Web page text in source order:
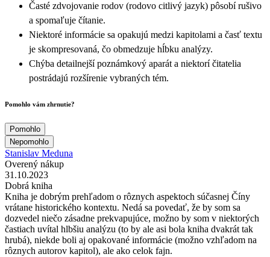
Časté zdvojovanie rodov (rodovo citlivý jazyk) pôsobí rušivo
a spomaľuje čítanie.
Niektoré informácie sa opakujú medzi kapitolami a časť textu
je skompresovaná, čo obmedzuje hĺbku analýzy.
Chýba detailnejší poznámkový aparát a niektorí čitatelia
postrádajú rozšírenie vybraných tém.
Pomohlo vám zhrnutie?
Pomohlo
Nepomohlo
Stanislav Meduna
Overený nákup
31.10.2023
Dobrá kniha
Kniha je dobrým prehľadom o rôznych aspektoch súčasnej Číny
vrátane historického kontextu. Nedá sa povedať, že by som sa
dozvedel niečo zásadne prekvapujúce, možno by som v niektorých
častiach uvítal hlbšiu analýzu (to by ale asi bola kniha dvakrát tak
hrubá), niekde boli aj opakované informácie (možno vzhľadom na
rôznych autorov kapitol), ale ako celok fajn.